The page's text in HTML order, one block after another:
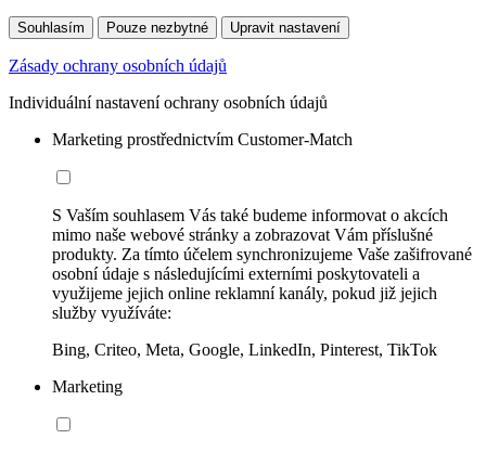
Souhlasím Pouze nezbytné Upravit nastavení
Zásady ochrany osobních údajů
Individuální nastavení ochrany osobních údajů
Marketing prostřednictvím Customer-Match
S Vaším souhlasem Vás také budeme informovat o akcích
mimo naše webové stránky a zobrazovat Vám příslušné
produkty. Za tímto účelem synchronizujeme Vaše zašifrované
osobní údaje s následujícími externími poskytovateli a
využijeme jejich online reklamní kanály, pokud již jejich
služby využíváte:
Bing, Criteo, Meta, Google, LinkedIn, Pinterest, TikTok
Marketing